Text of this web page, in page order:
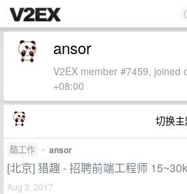
ansor
V2EX member #7459, joined
+08:00
切换
酷工作 • ansor
[北京] 猎趣 - 招聘前端工程师 15~30k
Aug 3, 2017